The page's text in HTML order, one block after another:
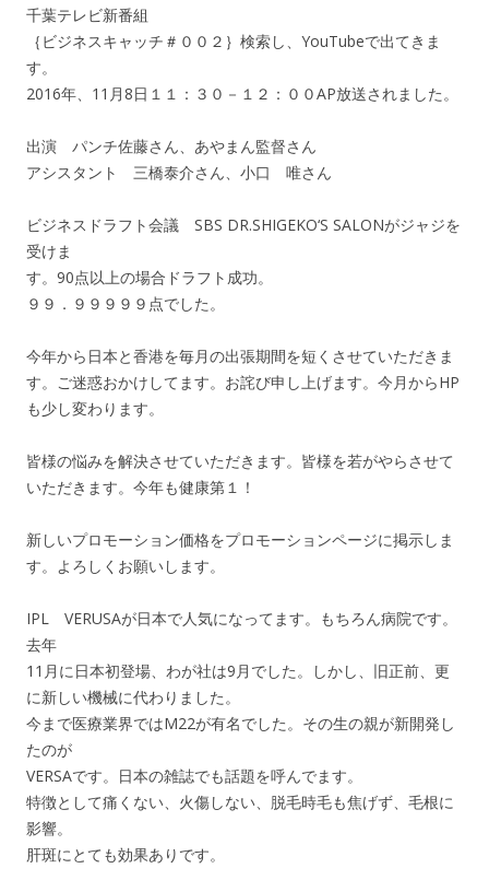
千葉テレビ新番組
｛ビジネスキャッチ＃００２｝検索し、YouTubeで出てきま
す。
2016年、11月8日１１：３０－１２：００AP放送されました。
出演 パンチ佐藤さん、あやまん監督さん
アシスタント 三橋泰介さん、小口 唯さん
ビジネスドラフト会議 SBS DR.SHIGEKO‘S SALONがジャジを
受けま
す。90点以上の場合ドラフト成功。
９９．９９９９９点でした。
今年から日本と香港を毎月の出張期間を短くさせていただきま
す。ご迷惑おかけしてます。お詫び申し上げます。今月からHP
も少し変わります。
皆様の悩みを解決させていただきます。皆様を若がやらさせて
いただきます。今年も健康第１！
新しいプロモーション価格をプロモーションページに掲示しま
す。よろしくお願いします。
IPL VERUSAが日本で人気になってます。もちろん病院です。
去年
11月に日本初登場、わが社は9月でした。しかし、旧正前、更
に新しい機械に代わりました。
今まで医療業界ではM22が有名でした。その生の親が新開発し
たのが
VERSAです。日本の雑誌でも話題を呼んでます。
特徴として痛くない、火傷しない、脱毛時毛も焦げず、毛根に
影響。
肝斑にとても効果ありです。